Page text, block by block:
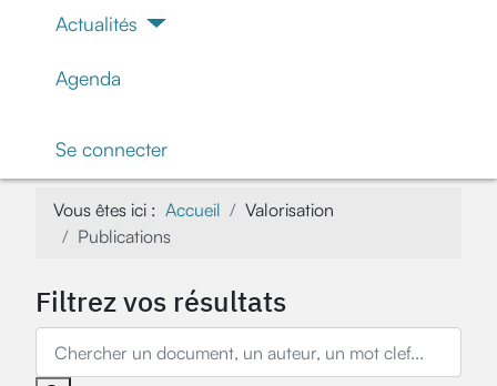
Actualités
Agenda
Se connecter
Vous êtes ici : Accueil
Valorisation
Publications
Filtrez vos résultats